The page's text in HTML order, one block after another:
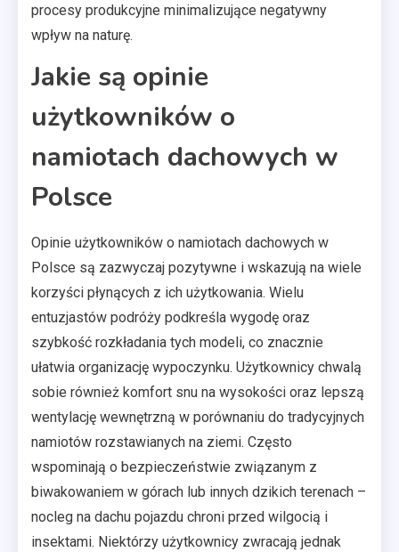
procesy produkcyjne minimalizujące negatywny
wpływ na naturę.
Jakie są opinie
użytkowników o
namiotach dachowych w
Polsce
Opinie użytkowników o namiotach dachowych w
Polsce są zazwyczaj pozytywne i wskazują na wiele
korzyści płynących z ich użytkowania. Wielu
entuzjastów podróży podkreśla wygodę oraz
szybkość rozkładania tych modeli, co znacznie
ułatwia organizację wypoczynku. Użytkownicy chwalą
sobie również komfort snu na wysokości oraz lepszą
wentylację wewnętrzną w porównaniu do tradycyjnych
namiotów rozstawianych na ziemi. Często
wspominają o bezpieczeństwie związanym z
biwakowaniem w górach lub innych dzikich terenach –
nocleg na dachu pojazdu chroni przed wilgocią i
insektami. Niektórzy użytkownicy zwracają jednak